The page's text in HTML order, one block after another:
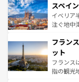
ろん、ト
景など、
ピザやパ
ませてく
なお、新
しい。
スペイン
イベリア
注ぐ地中
文化が根
れる闘牛
る。首都
アートに
フラン
ット
フランス
指の観光